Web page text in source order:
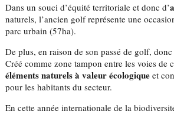
Dans un souci d’équité territoriale et donc d’
naturels, l’ancien golf représente une
parc urbain (57ha).
De plus, en raison de son passé de golf,
Créé comme zone tampon entre les voies
éléments naturels à valeur écologique et
pour les habitants du secteur.
En cette année internationale de la